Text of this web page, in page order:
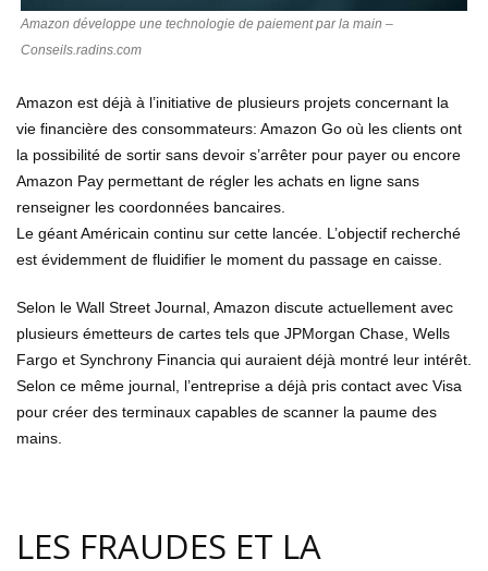
Amazon développe une technologie de paiement par la main –
Conseils.radins.com
Amazon est déjà à l’initiative de plusieurs projets concernant la
vie financière des consommateurs: Amazon Go où les clients ont
la possibilité de sortir sans devoir s’arrêter pour payer ou encore
Amazon Pay permettant de régler les achats en ligne sans
renseigner les coordonnées bancaires.
Le géant Américain continu sur cette lancée. L’objectif recherché
est évidemment de fluidifier le moment du passage en caisse.
Selon le Wall Street Journal, Amazon discute actuellement avec
plusieurs émetteurs de cartes tels que JPMorgan Chase, Wells
Fargo et Synchrony Financia qui auraient déjà montré leur intérêt.
Selon ce même journal, l’entreprise a déjà pris contact avec Visa
pour créer des terminaux capables de scanner la paume des
mains.
LES FRAUDES ET LA